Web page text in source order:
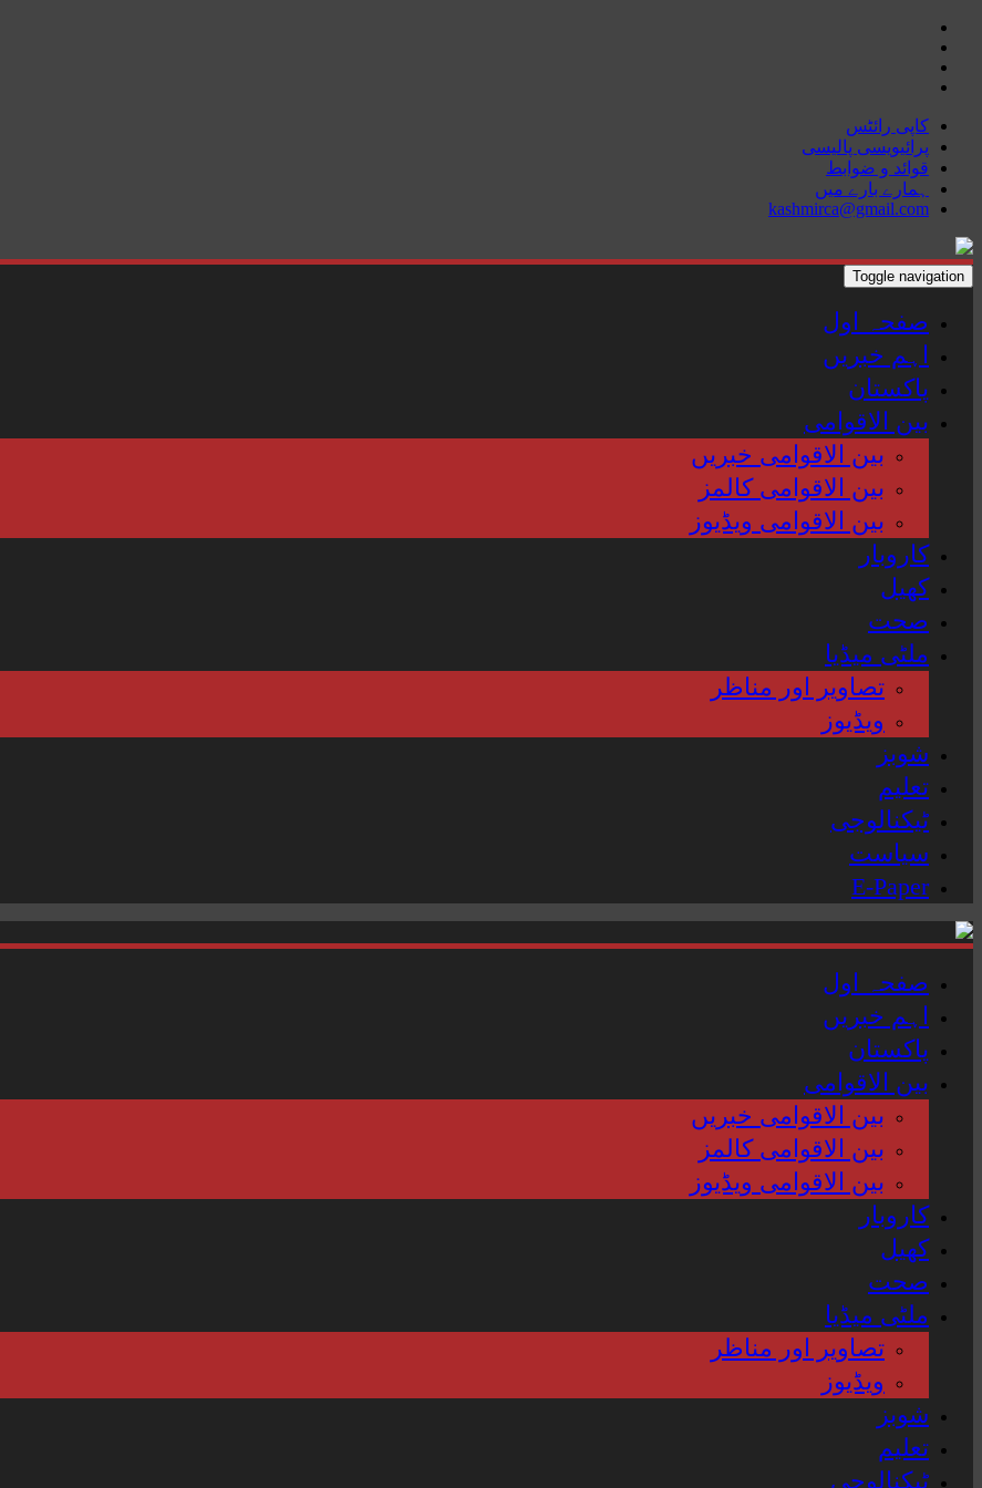
Skip
content
کاپی رائٹس
پرائیویسی پالیسی
قوائد و ضوابط
ہمارے بارے میں
kashmirca@gmail.com
Toggle navigation
صفحہ اول
اہم خبریں
پاکستان
بین الاقوامی
بین الاقوامی خبریں
بین الاقوامی کالمز
بین الاقوامی ویڈیوز
کاروبار
کھیل
صحت
ملٹی میڈیا
تصاویر اور مناظر
ویڈیوز
شوبز
تعلیم
ٹیکنالوجی
سیاست
E-Paper
صفحہ اول
اہم خبریں
پاکستان
بین الاقوامی
بین الاقوامی خبریں
بین الاقوامی کالمز
بین الاقوامی ویڈیوز
کاروبار
کھیل
صحت
ملٹی میڈیا
تصاویر اور مناظر
ویڈیوز
شوبز
تعلیم
ٹیکنالوجی